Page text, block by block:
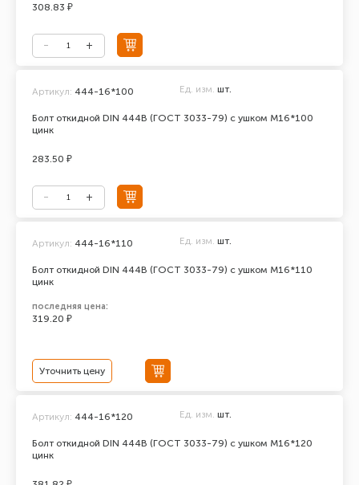
308.83 ₽
Болт откидной DIN 444В (ГОСТ 3033-79) с ушком М16*100
цинк
Артикул: 444-16*100 Ед. изм. шт.
283.50 ₽
Болт откидной DIN 444В (ГОСТ 3033-79) с ушком М16*110
цинк
Артикул: 444-16*110 Ед. изм. шт.
последняя цена:
319.20 ₽
Уточнить цену
Болт откидной DIN 444В (ГОСТ 3033-79) с ушком М16*120
цинк
Артикул: 444-16*120 Ед. изм. шт.